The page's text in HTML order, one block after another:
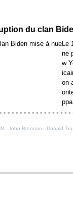
du clan
Le
ne
w
on
John Brennan Donald